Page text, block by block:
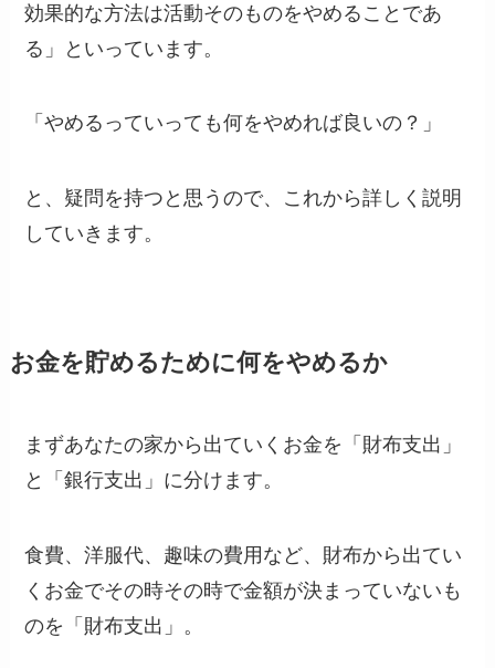
効果的な方法は活動そのものをやめることであ
る」といっています。
「やめるっていっても何をやめれば良いの？」
と、疑問を持つと思うので、これから詳しく説明
していきます。
お金を貯めるために何をやめるか
まずあなたの家から出ていくお金を「財布支出」
と「銀行支出」に分けます。
食費、洋服代、趣味の費用など、財布から出てい
くお金でその時その時で金額が決まっていないも
のを 「財布支出」 。